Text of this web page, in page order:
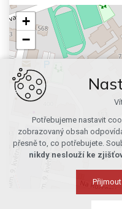
+
−
Potřebujeme nastavit
zobrazovaný obsah
přesně to, co potřebujete.
nikdy neslouží ke